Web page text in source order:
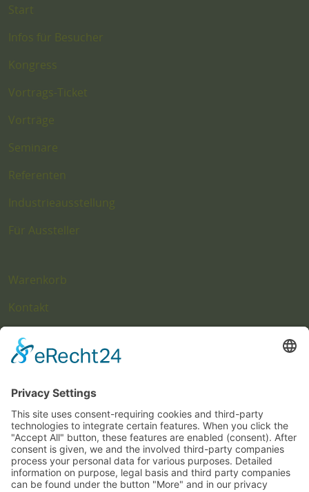
Impressum
Datenschutz
Hinweis zu Fotoaufnahmen
Cookie-Einstellungen
Presse